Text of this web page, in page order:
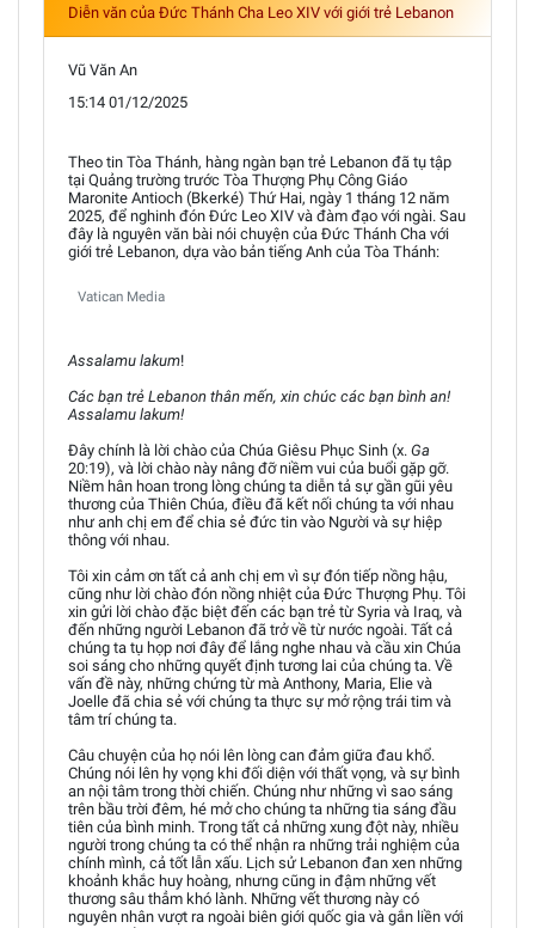
Diễn văn của Đức Thánh Cha Leo XIV với giới trẻ Lebanon
Vũ Văn An
15:14 01/12/2025
Theo tin Tòa Thánh, hàng ngàn bạn trẻ Lebanon đã tụ tập
tại Quảng trường trước Tòa Thượng Phụ Công Giáo
Maronite Antioch (Bkerké) Thứ Hai, ngày 1 tháng 12 năm
2025, để nghinh đón Đức Leo XIV và đàm đạo với ngài. Sau
đây là nguyên văn bài nói chuyện của Đức Thánh Cha với
giới trẻ Lebanon, dựa vào bản tiếng Anh của Tòa Thánh:
Vatican Media
Assalamu lakum!
Các bạn trẻ Lebanon thân mến, xin chúc các bạn bình an!
Assalamu lakum!
Đây chính là lời chào của Chúa Giêsu Phục Sinh (x. Ga
20:19), và lời chào này nâng đỡ niềm vui của buổi gặp gỡ.
Niềm hân hoan trong lòng chúng ta diễn tả sự gần gũi yêu
thương của Thiên Chúa, điều đã kết nối chúng ta với nhau
như anh chị em để chia sẻ đức tin vào Người và sự hiệp
thông với nhau.
Tôi xin cảm ơn tất cả anh chị em vì sự đón tiếp nồng hậu,
cũng như lời chào đón nồng nhiệt của Đức Thượng Phụ. Tôi
xin gửi lời chào đặc biệt đến các bạn trẻ từ Syria và Iraq, và
đến những người Lebanon đã trở về từ nước ngoài. Tất cả
chúng ta tụ họp nơi đây để lắng nghe nhau và cầu xin Chúa
soi sáng cho những quyết định tương lai của chúng ta. Về
vấn đề này, những chứng từ mà Anthony, Maria, Elie và
Joelle đã chia sẻ với chúng ta thực sự mở rộng trái tim và
tâm trí chúng ta.
Câu chuyện của họ nói lên lòng can đảm giữa đau khổ.
Chúng nói lên hy vọng khi đối diện với thất vọng, và sự bình
an nội tâm trong thời chiến. Chúng như những vì sao sáng
trên bầu trời đêm, hé mở cho chúng ta những tia sáng đầu
tiên của bình minh. Trong tất cả những xung đột này, nhiều
người trong chúng ta có thể nhận ra những trải nghiệm của
chính mình, cả tốt lẫn xấu. Lịch sử Lebanon đan xen những
khoảnh khắc huy hoàng, nhưng cũng in đậm những vết
thương sâu thẳm khó lành. Những vết thương này có
nguyên nhân vượt ra ngoài biên giới quốc gia và gắn liền với